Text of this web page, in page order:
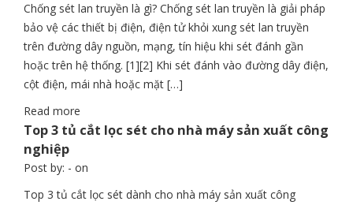
Chống sét lan truyền là gì? Chống sét lan truyền là giải pháp
bảo vệ các thiết bị điện, điện tử khỏi xung sét lan truyền
trên đường dây nguồn, mạng, tín hiệu khi sét đánh gần
hoặc trên hệ thống. [1][2] Khi sét đánh vào đường dây điện,
cột điện, mái nhà hoặc mặt […]
Read more
Top 3 tủ cắt lọc sét cho nhà máy sản xuất công
nghiệp
Post by: - on
Top 3 tủ cắt lọc sét dành cho nhà máy sản xuất công